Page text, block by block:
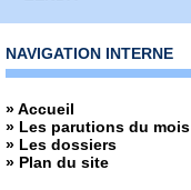
NAVIGATION INTERNE
» Accueil
» Les parutions du mois
» Les dossiers
» Plan du site